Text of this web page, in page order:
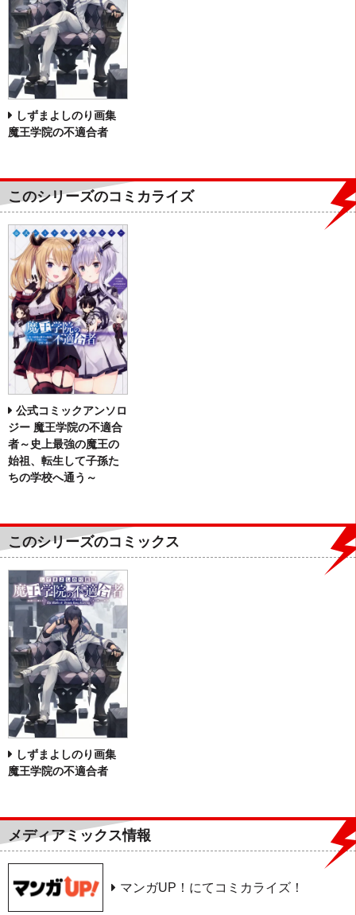
しずまよしのり画集
魔王学院の不適合者
このシリーズのコミカライズ
公式コミックアンソロ
ジー 魔王学院の不適合
者～史上最強の魔王の
始祖、転生して子孫た
ちの学校へ通う～
このシリーズのコミックス
しずまよしのり画集
魔王学院の不適合者
メディアミックス情報
マンガUP！にてコミカライズ！